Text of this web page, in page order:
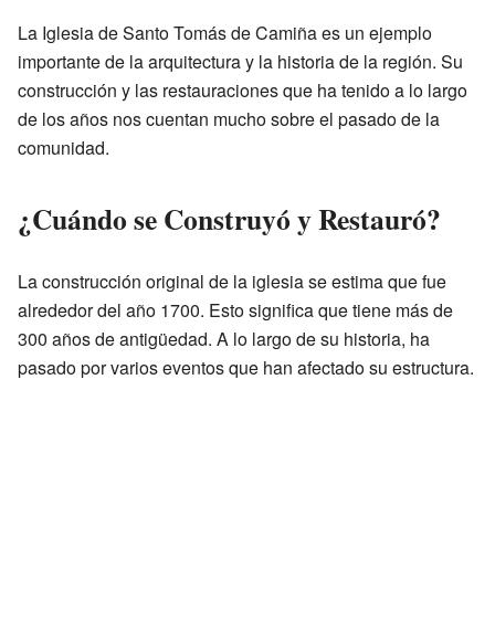
La Iglesia de Santo Tomás de Camiña es un ejemplo
importante de la arquitectura y la historia de la región. Su
construcción y las restauraciones que ha tenido a lo largo
de los años nos cuentan mucho sobre el pasado de la
comunidad.
¿Cuándo se Construyó y Restauró?
La construcción original de la iglesia se estima que fue
alrededor del año 1700. Esto significa que tiene más de
300 años de antigüedad. A lo largo de su historia, ha
pasado por varios eventos que han afectado su estructura.